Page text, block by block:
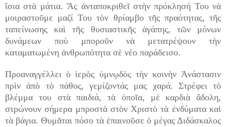
ἴσια στὰ μάτια. Ἄς ἀνταποκριθεῖ στὴν πρόκλησή Του νὰ
μοιραστοῦμε μαζί Του τὸν θρίαμβο τῆς πραότητας, τῆς
ταπείνωσης καὶ τῆς θυσιαστικῆς ἀγάπης, τῶν μόνων
δυνάμεων ποὺ μποροῦν νὰ μετατρέψουν τὴν
καταματωμένη ἀνθρωπότητα σὲ νέο παράδεισο.
Προαναγγέλλει ὁ ἱερὸς ὑμνῳδὸς τὴν κοινὴν Ἀνάστασιν
πρὶν ἀπὸ τὸ πάθος, γεμίζοντάς μας χαρά. Στρέφει τὸ
βλέμμα του στὰ παιδιά, τὰ ὁποῖα, μὲ καρδιὰ ἄδολη,
στρώνουν σήμερα μπροστὰ στὸν Χριστὸ τὰ ἐνδύματα καὶ
τὰ βάγια. Θυμᾶται πόσο τὰ ἐπαινοῦσε ὁ μέγας Διδάσκαλος